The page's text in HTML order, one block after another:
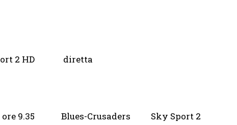
2 HD diretta
ore 9.35 Blues-Crusaders Sky Sport 2